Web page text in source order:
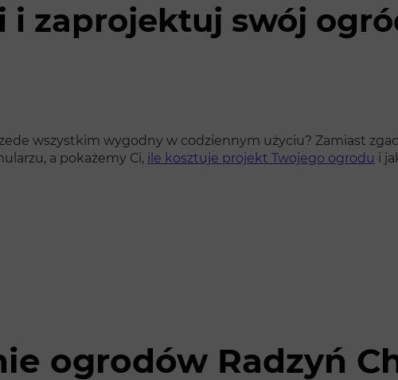
i zaprojektuj swój
wszystkim wygodny w codziennym użyciu? Zamiast
a pokażemy Ci, ile kosztuje projekt Twojego ogrodu i
ogrodów Radzyń